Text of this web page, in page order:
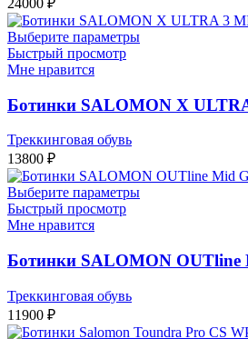
Выберите параметры
Быстрый просмотр
Мне нравится
Ботинки SALOMON X
Треккинговая обувь
13800 ₽
Выберите параметры
Быстрый просмотр
Мне нравится
Ботинки SALOMON
Треккинговая обувь
11900 ₽